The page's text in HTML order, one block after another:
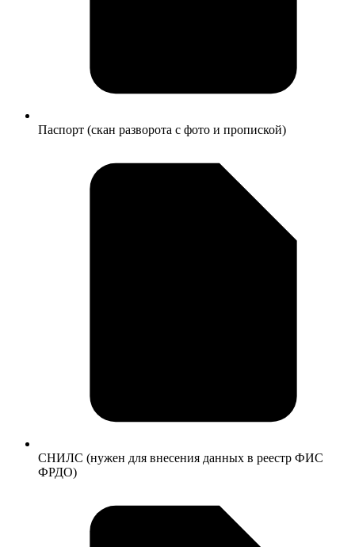
Паспорт (скан разворота с фото и пропиской)
СНИЛС (нужен для внесения данных в реестр ФИС
ФРДО)